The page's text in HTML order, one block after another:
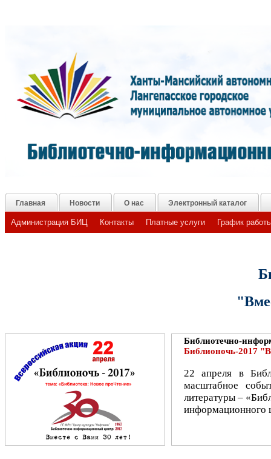
Главная
Администрация БИЦ Контакты Платные услуги График
Новости О нас Электронный каталог
Библиотечно-
Библионочь-2017
22 апреля в
масштабное
литературы –
информационного